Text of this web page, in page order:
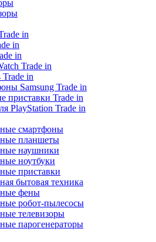
in
in
in
Trade in
Trade in
Samsung Trade in
приставки Trade in
PlayStation Trade in
смартфоны
планшеты
наушники
ноутбуки
приставки
бытовая техника
фены
робот-пылесосы
телевизоры
парогенераторы